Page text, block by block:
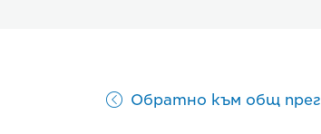
Обратно към общ